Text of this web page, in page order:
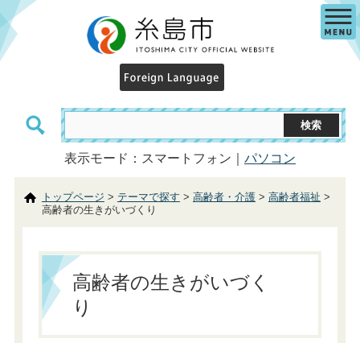
表示モード：スマートフォン｜ パソコン
トップページ > テーマで探す > 高齢者・介護> 高齢者福祉 >
高齢者の生きがいづくり
高齢者の生きがいづく
り